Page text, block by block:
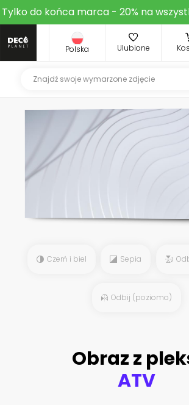
Tylko do końca marca - 20% na
Polska Ulubione
Czerń i biel Sepia
Odbij (poziomo)
Obraz z
ATV